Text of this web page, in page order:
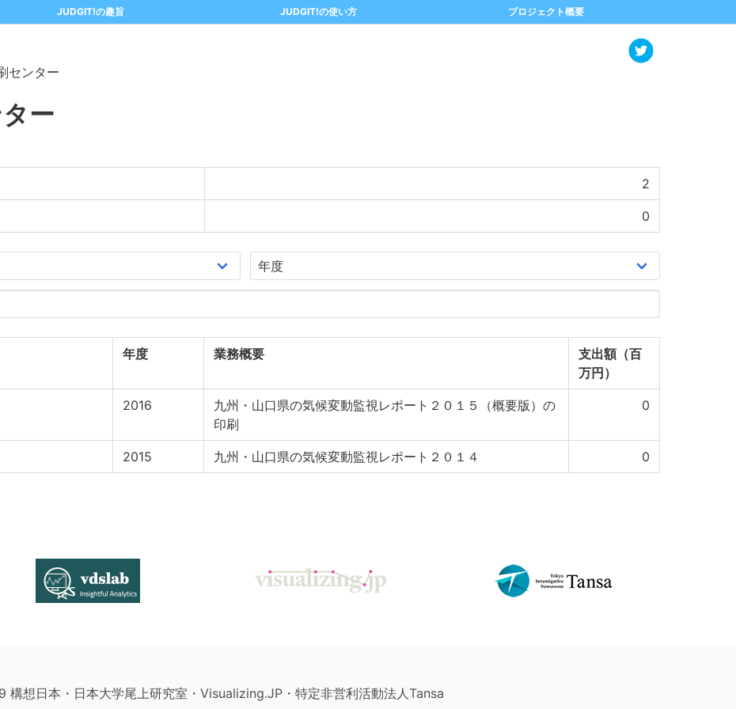
JUDGIT!の趣旨 JUDGIT!の使い方 プロジェクト概要
センター
ー
2
0
年度 業務概要
支出額（百
万円）
2016
九州・山口県の気候変動監視レポート２０１５（概要版）の
印刷
0
2015 九州・山口県の気候変動監視レポート２０１４ 0
構想日本・日本大学尾上研究室・Visualizing.JP・特定非営利活動法人Tansa